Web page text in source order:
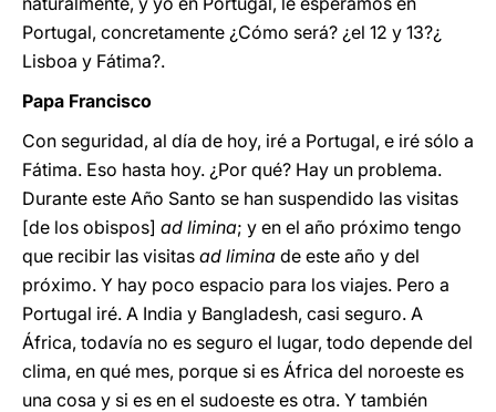
Portugal, concretamente ¿Cómo será? ¿el 12 y 13?¿
Lisboa y Fátima?.
Papa Francisco
Con seguridad, al día de hoy, iré a Portugal, e iré sólo a
Fátima. Eso hasta hoy. ¿Por qué? Hay un problema.
Durante este Año Santo se han suspendido las visitas
[de los obispos] ad limina; y en el año próximo tengo
que recibir las visitas ad limina de este año y del
próximo. Y hay poco espacio para los viajes. Pero a
Portugal iré. A India y Bangladesh, casi seguro. A
África, todavía no es seguro el lugar, todo depende del
clima, en qué mes, porque si es África del noroeste es
una cosa y si es en el sudoeste es otra. Y también